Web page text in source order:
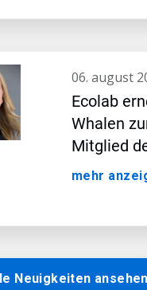
06. august
Ecolab
Whalen
Mitglied
Vorstands
mehr
Neuigkeiten ansehen